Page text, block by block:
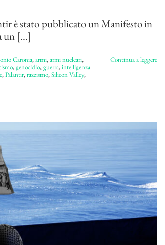
è stato pubblicato un Manifesto in
un [...]
Caronia,armi,armi nucleari,
,genocidio,guerra,intelligenza
,Palantir,razzismo,Silicon Valley,
Continua a leggere